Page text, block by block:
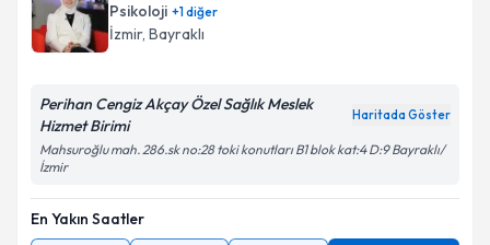
Psikoloji +1diğer
İzmir, Bayraklı
Perihan Cengiz Akçay Özel Sağlık Meslek
Hizmet Birimi
Haritada Göster
Mahsuroğlu mah. 286.sk no:28 toki konutları B1 blok kat:4 D:9 Bayraklı/
İzmir
En Yakın Saatler